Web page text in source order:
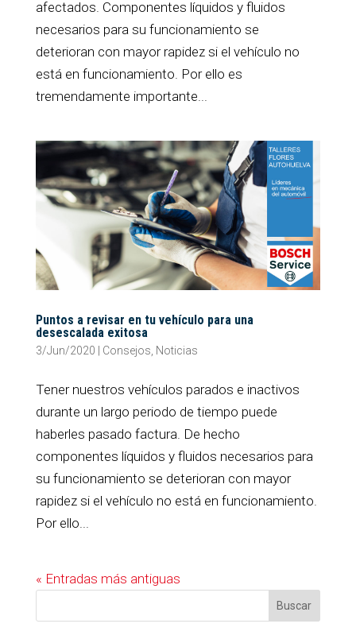
afectados. Componentes líquidos y fluidos
necesarios para su funcionamiento se
deterioran con mayor rapidez si el vehículo no
está en funcionamiento. Por ello es
tremendamente importante...
Puntos a revisar en tu vehículo para una
desescalada exitosa
3/Jun/2020 Consejos, Noticias
Tener nuestros vehículos parados e inactivos
durante un largo periodo de tiempo puede
haberles pasado factura. De hecho
componentes líquidos y fluidos necesarios para
su funcionamiento se deterioran con mayor
rapidez si el vehículo no está en funcionamiento.
Por ello...
« Entradas más antiguas
Buscar